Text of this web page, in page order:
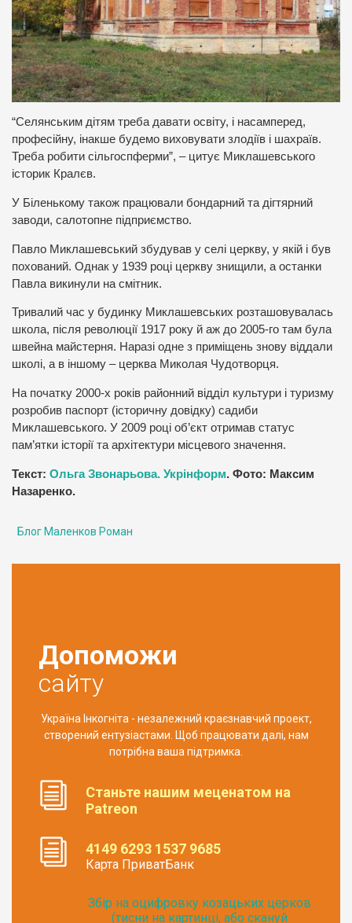
“Селянським дітям треба давати освіту, і насамперед,
професійну, інакше будемо виховувати злодіїв і шахраїв.
Треба робити сільгоспферми”, – цитує Миклашевського
історик Кралєв.
У Біленькому також працювали бондарний та дігтярний
заводи, салотопне підприємство.
Павло Миклашевський збудував у селі церкву, у якій і був
похований. Однак у 1939 році церкву знищили, а останки
Павла викинули на смітник.
Тривалий час у будинку Миклашевських розташовувалась
школа, після революції 1917 року й аж до 2005-го там була
швейна майстерня. Наразі одне з приміщень знову віддали
школі, а в іншому – церква Миколая Чудотворця.
На початку 2000-х років районний відділ культури і туризму
розробив паспорт (історичну довідку) садиби
Миклашевського. У 2009 році об’єкт отримав статус
пам’ятки історії та архітектури місцевого значення.
Текст: Ольга Звонарьова. Укрінформ. Фото: Максим
Назаренко.
Блог Маленков Роман
Допоможи
сайту
Україна Інкогніта - незалежний краєзнавчий проект,
створений ентузіастами. Щоб працювати далі, нам
потрібна ваша підтримка.
Станьте нашим меценатом на
Patreon
4149 6293 1537 9685
Карта ПриватБанк
Збір на оцифровку козацьких церков
(тисни на картинці, або скануй